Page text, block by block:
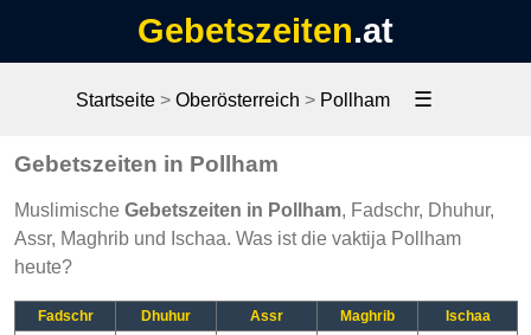
Gebetszeiten.at
Startseite> Oberösterreich > Pollham ☰
Gebetszeiten in Pollham
Muslimische Gebetszeiten in Pollham, Fadschr, Dhuhur,
Assr, Maghrib und Ischaa. Was ist die vaktija Pollham
heute?
Fadschr Dhuhur Assr Maghrib
Ischaa